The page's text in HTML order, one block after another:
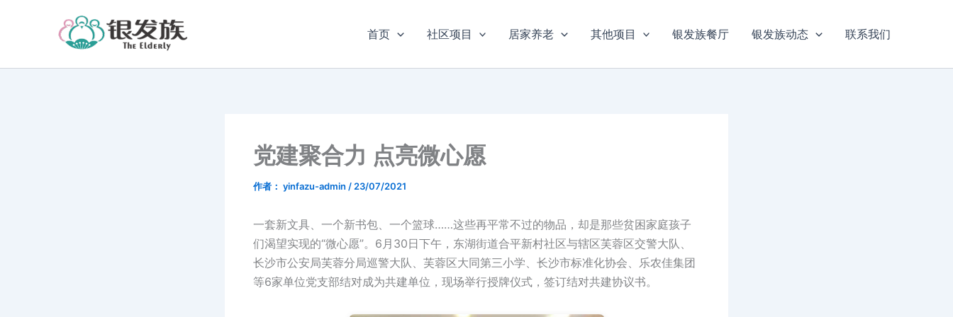
首页 社区项目 居家养老 其他项目 银发族餐厅 银发族动态 联系我们
党建聚合力 点亮微心愿
作者： yinfazu-admin / 23/07/2021
一套新文具、一个新书包、一个篮球……这些再平常不过的物品，却是那些贫困家庭孩子
们渴望实现的“微心愿”。6月30日下午，东湖街道合平新村社区与辖区芙蓉区交警大队、
长沙市公安局芙蓉分局巡警大队、芙蓉区大同第三小学、长沙市标准化协会、乐农佳集团
等6家单位党支部结对成为共建单位，现场举行授牌仪式，签订结对共建协议书。